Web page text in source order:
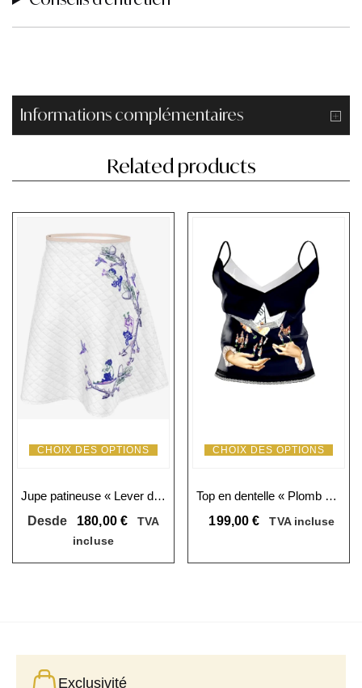
Informations complémentaires
Related products
CHOIX DES OPTIONS
Jupe patineuse « Lever de soleil dans le Jardin d’Éther »
Desde
180,00 €
TVA
incluse
CHOIX DES OPTIONS
Top en dentelle « Plomb et tulle »
199,00€ TVA incluse
Exclusivité